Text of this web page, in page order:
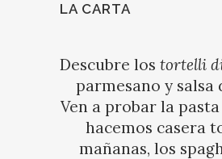
LA CARTA
Descubre los tortelli
parmesano y salsa
Ven a probar la
hacemos casera
mañanas, los